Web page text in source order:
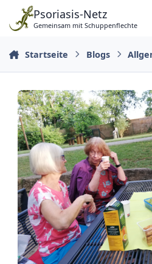
Zu Inhalt springen
Psoriasis-Netz
Gemeinsam mit Schuppenflechte
Startseite Blogs